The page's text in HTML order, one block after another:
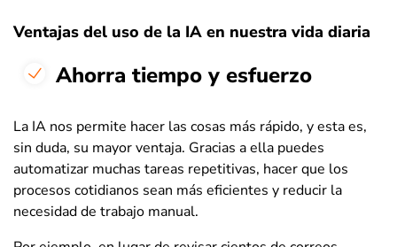
Ventajas del uso de la IA en nuestra vida diaria
Ahorra tiempo y esfuerzo
La IA nos permite hacer las cosas más rápido, y esta es,
sin duda, su mayor ventaja. Gracias a ella puedes
automatizar muchas tareas repetitivas, hacer que los
procesos cotidianos sean más eficientes y reducir la
necesidad de trabajo manual.